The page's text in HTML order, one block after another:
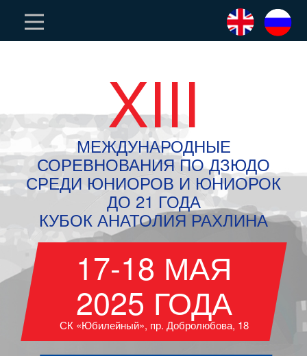
XIII
МЕЖДУНАРОДНЫЕ
СОРЕВНОВАНИЯ ПО ДЗЮДО
СРЕДИ ЮНИОРОВ И ЮНИОРОК
ДО 21 ГОДА
КУБОК АНАТОЛИЯ РАХЛИНА
17-18 МАЯ
2025 ГОДА
СК «Юбилейный», пр. Добролюбова, 18